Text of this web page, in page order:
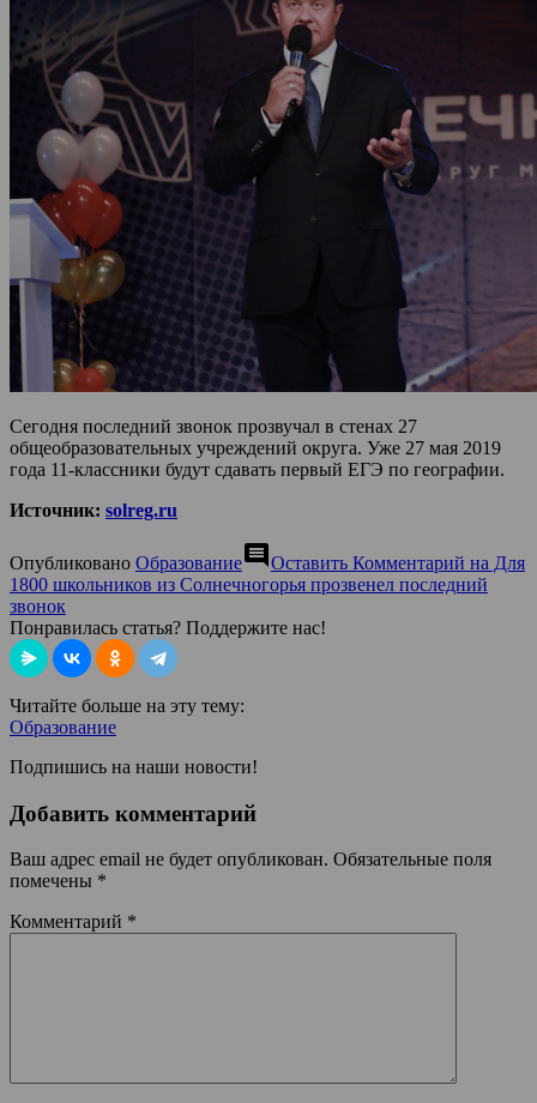
Сегодня последний звонок прозвучал в стенах 27
общеобразовательных учреждений округа. Уже 27 мая 2019
года 11-классники будут сдавать первый ЕГЭ по географии.
Источник: solreg.ru
Опубликовано Образованиеcomment Оставить Комментарий на Для
1800 школьников из Солнечногорья прозвенел последний
звонок
Понравилась статья? Поддержите нас!
Читайте больше на эту тему:
Образование
Подпишись на наши новости!
Добавить комментарий
Ваш адрес email не будет опубликован. Обязательные поля
помечены *
Комментарий *